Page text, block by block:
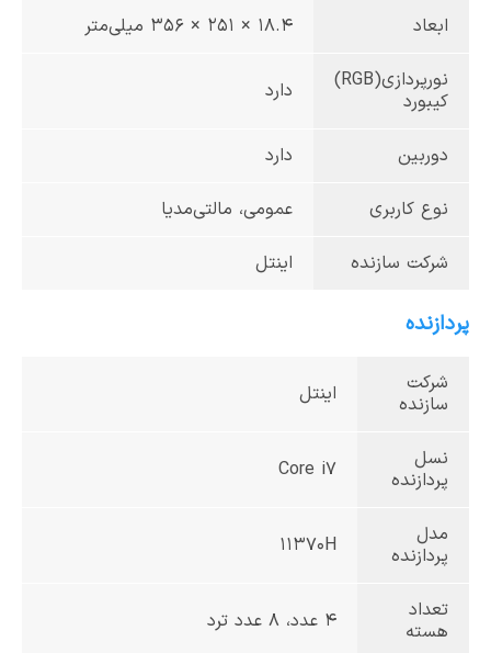
ابعاد 18.4 × 251 × 356 میلی‌متر
نورپردازی(RGB)
کیبورد
دارد
دوربین دارد
نوع کاربری عمومی، مالتی‌مدیا
شرکت سازنده اینتل
پردازنده
شرکت
سازنده
اینتل
نسل
پردازنده
Core i7
مدل
پردازنده
11370H
تعداد
هسته
4 عدد، 8 عدد ترد